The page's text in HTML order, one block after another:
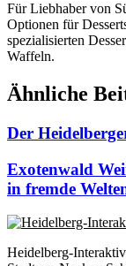
Für Liebhaber von
Optionen für
spezialisierten
Waffeln.
Ähnliche
Der
Exotenwald
in fremde
Heidelberg-